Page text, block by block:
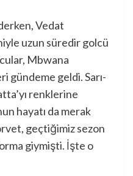
Vedat
uzun süredir golcü
Mbwana
gündeme geldi. Sarı-
renklerine
hayatı da merak
geçtiğimiz sezon
giymişti. İşte o